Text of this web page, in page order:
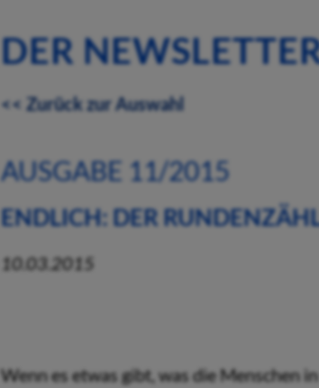
DER
<< Zurück zur Auswahl
AUSGABE 11/2015
ENDLICH: DER
10.03.2015
Wenn es etwas gibt, was die Menschen